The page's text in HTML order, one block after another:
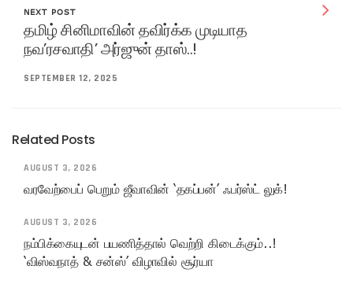
NEXT POST
தமிழ் சினிமாவின் தவிர்க்க முடியாத
நவ’ரசவாதி’ அர்ஜுன் தாஸ்..!
SEPTEMBER 12, 2025
Related Posts
AUGUST 3, 2026
வரவேற்பைப் பெறும் ஜீவாவின் ‘தகப்பன்’ ஃபர்ஸ்ட் லுக்!
AUGUST 3, 2026
நம்பிக்கையுடன் பயணித்தால் வெற்றி கிடைக்கும்..!
‘விஸ்வநாத் & சன்ஸ்’ விழாவில் சூர்யா